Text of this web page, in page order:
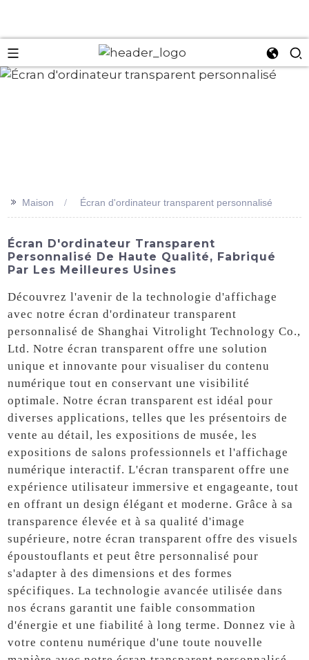
>> Maison Écran d'ordinateur transparent personnalisé
Écran D'ordinateur Transparent
Personnalisé De Haute Qualité, Fabriqué
Par Les Meilleures Usines
Découvrez l'avenir de la technologie d'affichage
avec notre écran d'ordinateur transparent
personnalisé de Shanghai Vitrolight Technology Co.,
Ltd. Notre écran transparent offre une solution
unique et innovante pour visualiser du contenu
numérique tout en conservant une visibilité
optimale. Notre écran transparent est idéal pour
diverses applications, telles que les présentoirs de
vente au détail, les expositions de musée, les
expositions de salons professionnels et l'affichage
numérique interactif. L'écran transparent offre une
expérience utilisateur immersive et engageante, tout
en offrant un design élégant et moderne. Grâce à sa
transparence élevée et à sa qualité d'image
supérieure, notre écran transparent offre des visuels
époustouflants et peut être personnalisé pour
s'adapter à des dimensions et des formes
spécifiques. La technologie avancée utilisée dans
nos écrans garantit une faible consommation
d'énergie et une fiabilité à long terme. Donnez vie à
votre contenu numérique d'une toute nouvelle